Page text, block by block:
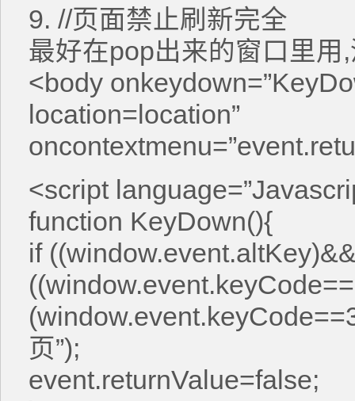
9. //页面禁止刷新完全
最好在pop出来的窗口里用
<body
location=location”
<script
function KeyDown(){
if
页”);
event.returnValue=false;